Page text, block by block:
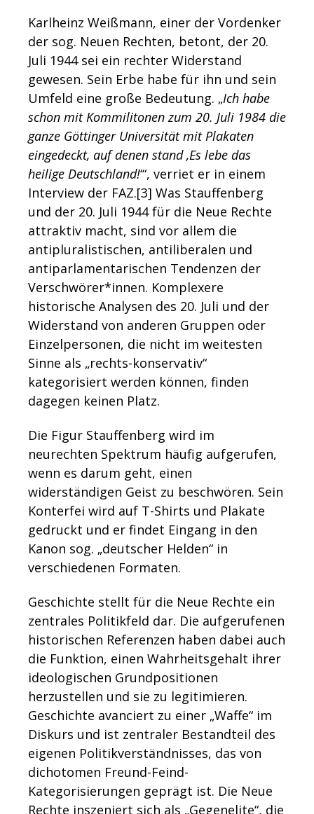
Karlheinz Weißmann, einer der Vordenker
der sog. Neuen Rechten, betont, der 20.
Juli 1944 sei ein rechter Widerstand
gewesen. Sein Erbe habe für ihn und sein
Umfeld eine große Bedeutung. „Ich habe
schon mit Kommilitonen zum 20. Juli 1984 die
ganze Göttinger Universität mit Plakaten
eingedeckt, auf denen stand ,Es lebe das
heilige Deutschland!‘“, verriet er in einem
Interview der FAZ.[3] Was Stauffenberg
und der 20. Juli 1944 für die Neue Rechte
attraktiv macht, sind vor allem die
antipluralistischen, antiliberalen und
antiparlamentarischen Tendenzen der
Verschwörer*innen. Komplexere
historische Analysen des 20. Juli und der
Widerstand von anderen Gruppen oder
Einzelpersonen, die nicht im weitesten
Sinne als „rechts-konservativ“
kategorisiert werden können, finden
dagegen keinen Platz.
Die Figur Stauffenberg wird im
neurechten Spektrum häufig aufgerufen,
wenn es darum geht, einen
widerständigen Geist zu beschwören. Sein
Konterfei wird auf T-Shirts und Plakate
gedruckt und er findet Eingang in den
Kanon sog. „deutscher Helden“ in
verschiedenen Formaten.
Geschichte stellt für die Neue Rechte ein
zentrales Politikfeld dar. Die aufgerufenen
historischen Referenzen haben dabei auch
die Funktion, einen Wahrheitsgehalt ihrer
ideologischen Grundpositionen
herzustellen und sie zu legitimieren.
Geschichte avanciert zu einer „Waffe“ im
Diskurs und ist zentraler Bestandteil des
eigenen Politikverständnisses, das von
dichotomen Freund-Feind-
Kategorisierungen geprägt ist. Die Neue
Rechte inszeniert sich als „Gegenelite“, die